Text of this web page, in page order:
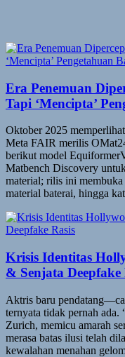
Era Penemuan
Tapi ‘Mencipta’
Oktober 2025
Meta FAIR merilis
berikut model
Matbench Discovery
material; rilis ini
material baterai, hingga
Krisis Identitas
& Senjata Deepfake
Aktris baru
ternyata tidak pernah
Zurich, memicu amarah
merasa batas ilusi telah
kewalahan menahan